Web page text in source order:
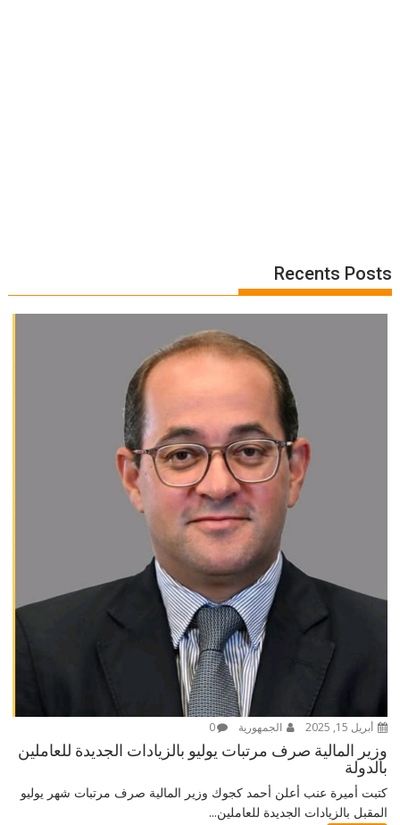
Recents Posts
أبريل 15, 2025 الجمهورية 0
وزير المالية صرف مرتبات يوليو بالزيادات الجديدة للعاملين
بالدولة
كتبت أميرة عنب أعلن أحمد كجوك وزير المالية صرف مرتبات شهر يوليو
المقبل بالزيادات الجديدة للعاملين...